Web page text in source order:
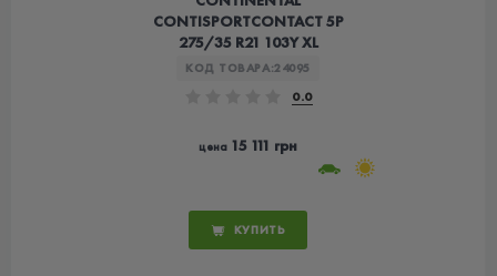
CONTISPORTCONTACT 5P
275/35 R21 103Y XL
КОД ТОВАРА:24095
0.0
цена 15 111 грн
КУПИТЬ